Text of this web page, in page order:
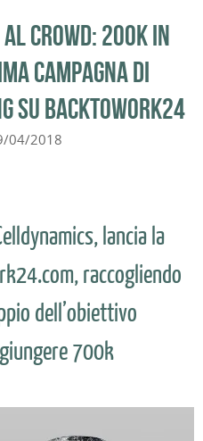
crowd: 200k in
campagna di
su Backtowork24
04/2018
lancia la
raccogliendo
dell’obiettivo
700k